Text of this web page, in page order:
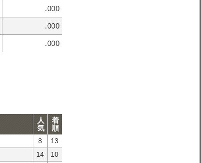
.000
.000
.000
人
気
着
順
8
13
14
10